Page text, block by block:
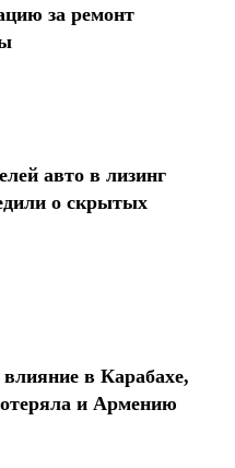
за ремонт
авто в лизинг
о скрытых
в Карабахе,
и Армению